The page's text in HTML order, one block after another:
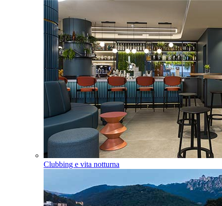
Clubbing e vita notturna